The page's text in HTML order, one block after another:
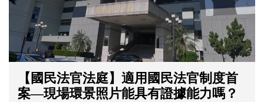
【國民法官法庭】適用國民法官制度首
案—現場環景照片能具有證據能力嗎？